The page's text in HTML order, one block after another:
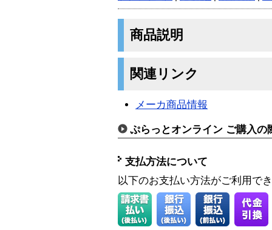
商品説明
関連リンク
メーカ商品情報
ぷらっとオンライン ご購入の
支払方法について
以下のお支払い方法がご利用で